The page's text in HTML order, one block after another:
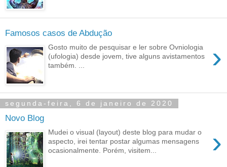
Famosos casos de Abdução
›
Gosto muito de pesquisar e ler sobre Ovniologia
(ufologia) desde jovem, tive alguns avistamentos
também. ...
segunda-feira, 6 de janeiro de 2020
Novo Blog
›
Mudei o visual (layout) deste blog para mudar o
aspecto, irei tentar postar algumas mensagens
ocasionalmente. Porém, visitem...